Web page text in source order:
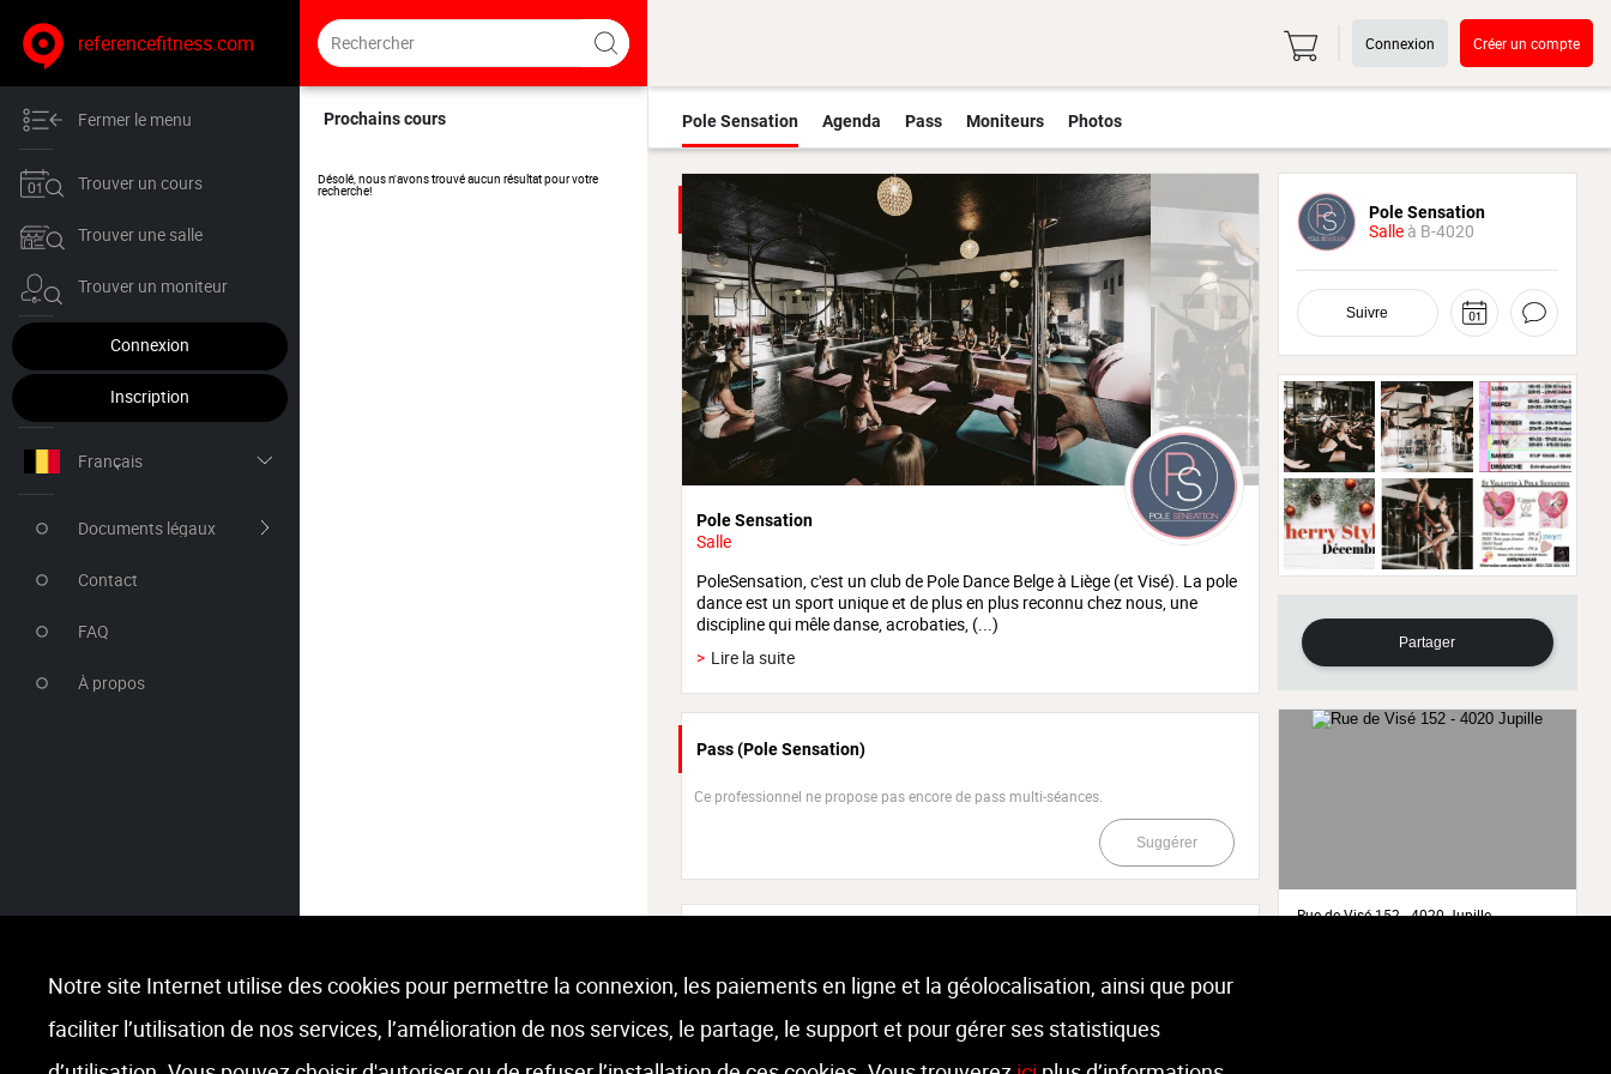
referencefitness.com
Fermer le menu
Trouver un cours
Trouver une salle
Trouver un moniteur
Connexion
Inscription
Français
Documents légaux
Contact
FAQ
À propos
Prochains cours
Désolé, nous n'avons trouvé aucun résultat pour votre
recherche!
Connexion Créer un compte
Pole Sensation Agenda Pass Moniteurs Photos
Pole Sensation
Salle
PoleSensation, c'est un club de Pole Dance Belge à Liège (et Visé). La pole
dance est un sport unique et de plus en plus reconnu chez nous, une
discipline qui mêle danse, acrobaties, (...)
> Lire la suite
Pass (Pole Sensation)
Ce professionnel ne propose pas encore de pass multi-séances.
Suggérer
03 04 05 06 07 08
Pole Sensation
Salle à B-4020
Suivre
Partager
Rue de Visé 152 - 4020 Jupille
Notre site Internet utilise des cookies pour permettre la connexion, les paiements en ligne et la géolocalisation, ainsi que pour
faciliter l’utilisation de nos services, l’amélioration de nos services, le partage, le support et pour gérer ses statistiques